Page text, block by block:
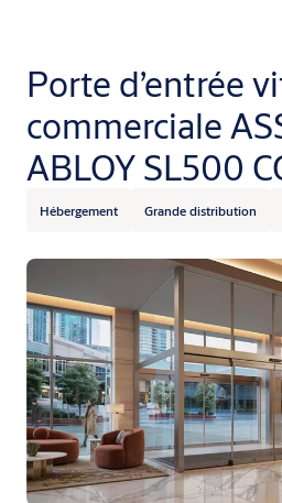
Porte d’entrée
commerciale
ABLOY SL500
Hébergement Grande distribution